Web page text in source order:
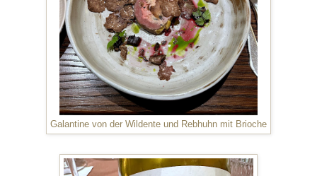
Galantine von der Wildente und Rebhuhn mit Brioche